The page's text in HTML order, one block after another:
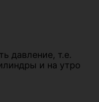
давление, т.е.
и на утро